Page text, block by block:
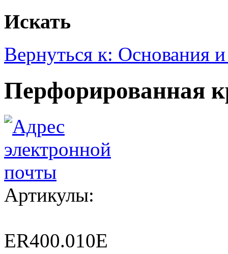
Искать
Вернуться к: Основания
Перфорированная
Артикулы:
ER400.010E